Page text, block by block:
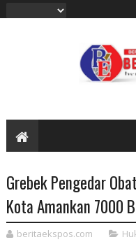
Grebek Pengedar
Kota Amankan 7000
beritaekspos.com